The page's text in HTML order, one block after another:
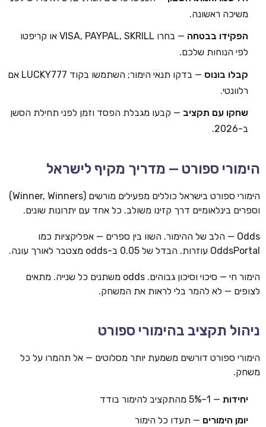
משיכה ראשונה.
הפקידו בבטחה
— בחרו VISA, PAYPAL, SKRILL או קריפטו
לפי הנוחות שלכם.
קבלו בונוס
— בדקו תנאי הימור; השתמשו בקוד LUCKY777 אם
רלוונטי.
שחקו עם תקציב — קבעו מגבלת הפסד וזמן לפני תחילת הסשן
ב-2026.
הימורי ספורט — מדריך מקיף לישראל
הימורי ספורט בישראל כוללים מפעילים מורשים (Winner, Winners)
וספרים בינלאומיים דרך קזינו משולב. כל אחד עם יתרונות שונים.
Odds — הלב של ההימור. השוו בין ספרים — אפליקציות כמו
OddsPortal עוזרות. הבדל של 0.05 ב-odds מצטבר לאורך עונה.
הימור חי — סיכוי וסיכון גבוהים. odds משתנים כל שנייה. מתאים
לצופים — לא להמר בלי לראות את המשחק.
ניהול תקציב בהימורי ספורט
הימורי ספורט דורשים משמעת יותר מסלוטים — אל תהמרו על כל
משחק.
יחידות — 1–5% מהתקציב להימור בודד
יומן הימורים — תעדו כל הימור